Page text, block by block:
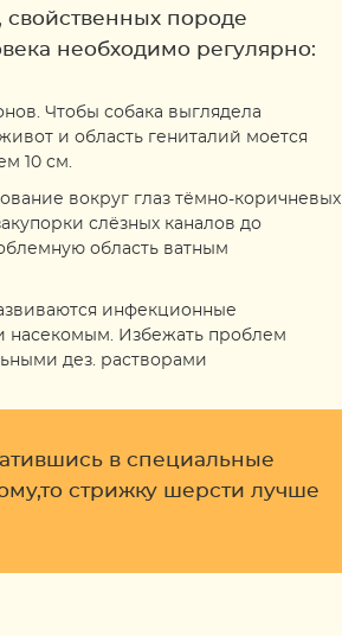
породе
необходимо регулярно:
Чтобы собака выглядела
и область гениталий моется
10 см.
вокруг глаз тёмно-коричневых
слёзных каналов до
область ватным
инфекционные
насекомым. Избежать проблем
дез. растворами
в специальные
стрижку шерсти лучше